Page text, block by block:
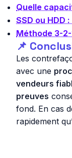
Quelle
SSD ou HDD
Méthode 3-
📌
Les
avec une
vendeurs
preuves
fond. En cas
rapidement